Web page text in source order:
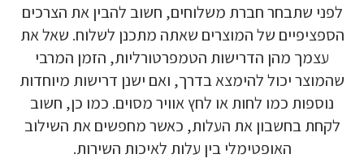
לפני שתבחר חברת משלוחים, חשוב להבין את הצרכים
הספציפיים של המוצרים שאתה מתכנן לשלוח. שאל את
עצמך מהן הדרישות הטמפרטורליות, הזמן המרבי
שהמוצר יכול להימצא בדרך, ואם ישנן דרישות מיוחדות
נוספות כמו לחות או לחץ אוויר מסוים. כמו כן, חשוב
לקחת בחשבון את העלות, כאשר מחפשים את השילוב
האופטימלי בין עלות לאיכות השירות.